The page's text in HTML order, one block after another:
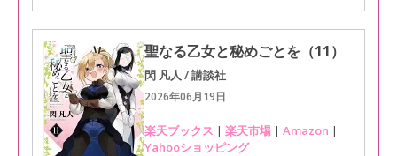
聖なる乙女と秘めごとを（11）
閃 凡人 / 講談社
2026年06月19日
楽天ブックス | 楽天市場 | Amazon |
Yahooショッピング